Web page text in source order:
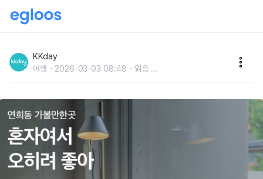
KKday
여행 2026-03-03 08:48 읽음 ...